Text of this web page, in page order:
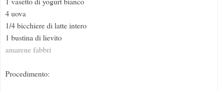
4 uova
1/4 bicchiere di latte intero
1 bustina di lievito
amarene fabbri
Procedimento: